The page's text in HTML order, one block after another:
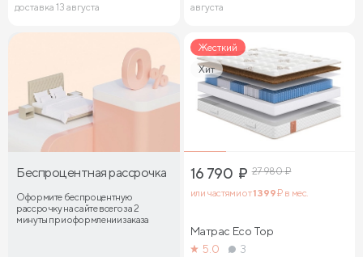
доставка 13 августа
августа
Беспроцентная рассрочка
Оформите беспроцентную
рассрочку на сайте всего за 2
минуты при оформлении заказа
Жесткий
Хит
16 790 ₽ 27 980₽
или частями от1 399₽ в мес.
Матрас Eco Top
5.0
3